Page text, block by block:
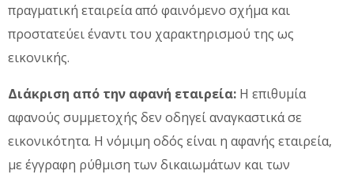
πραγματική εταιρεία από φαινόμενο σχήμα και
προστατεύει έναντι του χαρακτηρισμού της ως
εικονικής.
Διάκριση από την αφανή εταιρεία: Η επιθυμία
αφανούς συμμετοχής δεν οδηγεί αναγκαστικά σε
εικονικότητα. Η νόμιμη οδός είναι η αφανής εταιρεία,
με έγγραφη ρύθμιση των δικαιωμάτων και των